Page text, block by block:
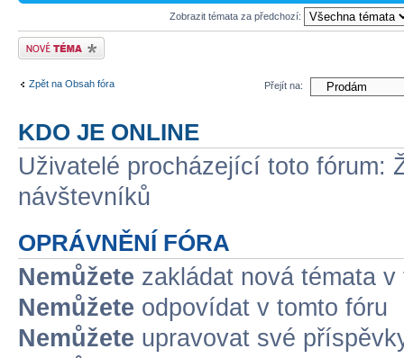
Zobrazit témata za předchozí:
Odeslat nové téma
Zpět na Obsah fóra Přejít na:
KDO JE ONLINE
Uživatelé procházející toto fórum:
návštevníků
OPRÁVNĚNÍ FÓRA
Nemůžete zakládat nová témata v
Nemůžete odpovídat v tomto fóru
Nemůžete upravovat své